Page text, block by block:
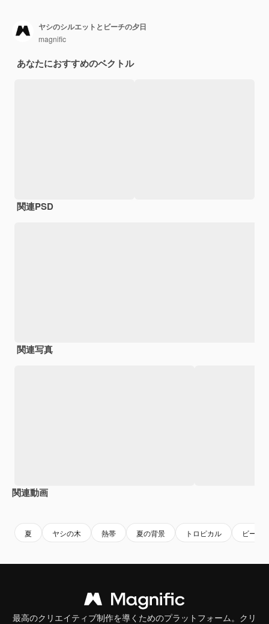
ヤシのシルエットとビーチの夕日
magnific
あなたにおすすめのベクトル
関連PSD
関連写真
関連動画
夏 ヤシの木 熱帯 夏の背景 トロピカル ビーチ
最高のクリエイティブ制作を導くためのプラットフォーム。クリ